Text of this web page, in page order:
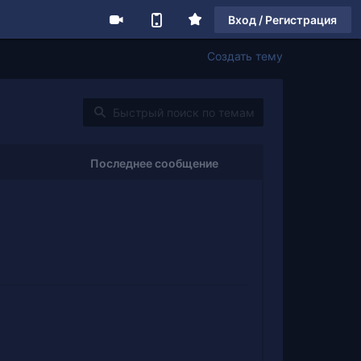
Вход / Регистрация
Создать тему
Последнее сообщение